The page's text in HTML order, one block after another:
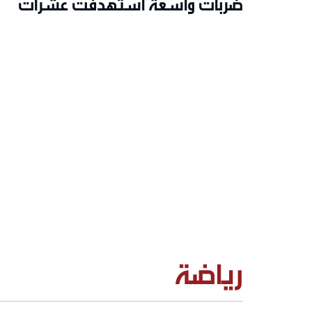
ضربات واسعة استهدفت عشرات
رياضة